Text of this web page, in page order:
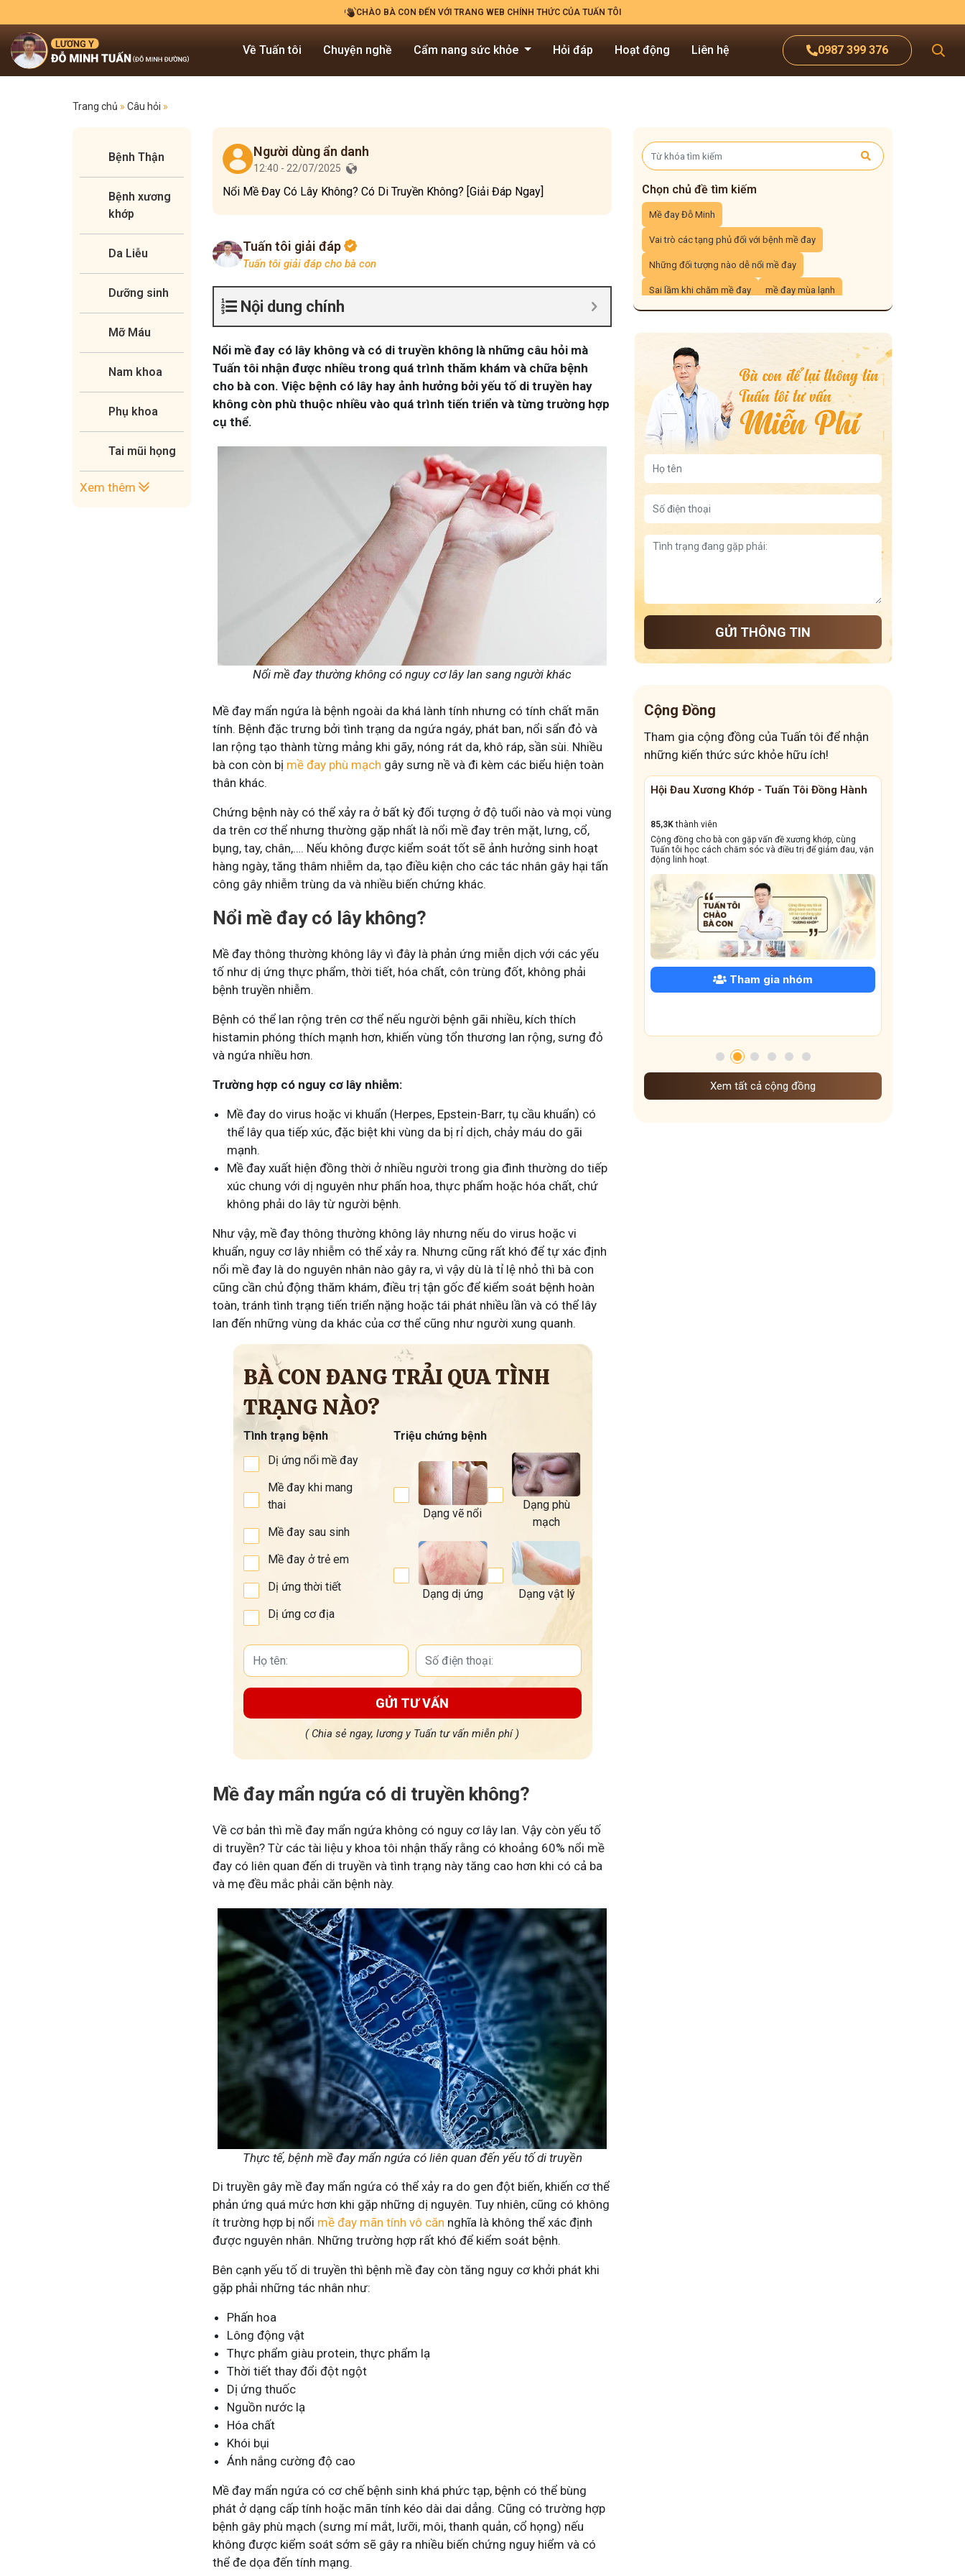
CHÀO BÀ CON ĐẾN VỚI TRANG WEB CHÍNH THỨC CỦA TUẤN TÔI
0987 399 376
Về Tuấn tôi Chuyện nghề Cẩm nang sức khỏe Hỏi đáp Hoạt động Liên hệ
Trang chủ » Câu hỏi »
Bệnh Thận
Bệnh xương
khớp
Da Liễu
Dưỡng sinh
Mỡ Máu
Nam khoa
Phụ khoa
Tai mũi họng
Xem thêm
Người dùng ẩn danh
12:40 - 22/07/2025
Nổi Mề Đay Có Lây Không? Có Di Truyền Không? [Giải Đáp Ngay]
Tuấn tôi giải đáp
Tuấn tôi giải đáp cho bà con
Nội dung chính
Nổi mề đay có lây không và có di truyền không là những câu hỏi mà
Tuấn tôi nhận được nhiều trong quá trình thăm khám và chữa bệnh
cho bà con. Việc bệnh có lây hay ảnh hưởng bởi yếu tố di truyền hay
không còn phù thuộc nhiều vào quá trình tiến triển và từng trường hợp
cụ thể.
Nổi mề đay thường không có nguy cơ lây lan sang người khác
Mề đay mẩn ngứa là bệnh ngoài da khá lành tính nhưng có tính chất mãn
tính. Bệnh đặc trưng bởi tình trạng da ngứa ngáy, phát ban, nổi sẩn đỏ và
lan rộng tạo thành từng mảng khi gãy, nóng rát da, khô ráp, sần sùi. Nhiều
bà con còn bị mề đay phù mạch gây sưng nề và đi kèm các biểu hiện toàn
thân khác.
Chứng bệnh này có thể xảy ra ở bất kỳ đối tượng ở độ tuổi nào và mọi vùng
da trên cơ thể nhưng thường gặp nhất là nổi mề đay trên mặt, lưng, cổ,
bụng, tay, chân,…. Nếu không được kiểm soát tốt sẽ ảnh hưởng sinh hoạt
hàng ngày, tăng thâm nhiễm da, tạo điều kiện cho các tác nhân gây hại tấn
công gây nhiễm trùng da và nhiều biến chứng khác.
Nổi mề đay có lây không?
Mề đay thông thường không lây vì đây là phản ứng miễn dịch với các yếu
tố như dị ứng thực phẩm, thời tiết, hóa chất, côn trùng đốt, không phải
bệnh truyền nhiễm.
Bệnh có thể lan rộng trên cơ thể nếu người bệnh gãi nhiều, kích thích
histamin phóng thích mạnh hơn, khiến vùng tổn thương lan rộng, sưng đỏ
và ngứa nhiều hơn.
Trường hợp có nguy cơ lây nhiễm:
Mề đay do virus hoặc vi khuẩn (Herpes, Epstein-Barr, tụ cầu khuẩn) có
thể lây qua tiếp xúc, đặc biệt khi vùng da bị rỉ dịch, chảy máu do gãi
mạnh.
Mề đay xuất hiện đồng thời ở nhiều người trong gia đình thường do tiếp
xúc chung với dị nguyên như phấn hoa, thực phẩm hoặc hóa chất, chứ
không phải do lây từ người bệnh.
Như vậy, mề đay thông thường không lây nhưng nếu do virus hoặc vi
khuẩn, nguy cơ lây nhiễm có thể xảy ra. Nhưng cũng rất khó để tự xác định
nổi mề đay là do nguyên nhân nào gây ra, vì vậy dù là tỉ lệ nhỏ thì bà con
cũng cần chủ động thăm khám, điều trị tận gốc để kiểm soát bệnh hoàn
toàn, tránh tình trạng tiến triển nặng hoặc tái phát nhiều lần và có thể lây
lan đến những vùng da khác của cơ thể cũng như người xung quanh.
BÀ CON ĐANG TRẢI QUA TÌNH
TRẠNG NÀO?
Tình trạng bệnh
Dị ứng nổi mề đay
Mề đay khi mang
thai
Mề đay sau sinh
Mề đay ở trẻ em
Dị ứng thời tiết
Dị ứng cơ địa
Triệu chứng bệnh
Dạng vẽ nổi
Dạng phù
mạch
Dạng dị ứng Dạng vật lý
GỬI TƯ VẤN
( Chia sẻ ngay, lương y Tuấn tư vấn miễn phí )
Mề đay mẩn ngứa có di truyền không?
Về cơ bản thì mề đay mẩn ngứa không có nguy cơ lây lan. Vậy còn yếu tố
di truyền? Từ các tài liệu y khoa tôi nhận thấy rằng có khoảng 60% nổi mề
đay có liên quan đến di truyền và tình trạng này tăng cao hơn khi có cả ba
và mẹ đều mắc phải căn bệnh này.
Thực tế, bệnh mề đay mẩn ngứa có liên quan đến yếu tố di truyền
Di truyền gây mề đay mẩn ngứa có thể xảy ra do gen đột biến, khiến cơ thể
phản ứng quá mức hơn khi gặp những dị nguyên. Tuy nhiên, cũng có không
ít trường hợp bị nổi mề đay mãn tính vô căn nghĩa là không thể xác định
được nguyên nhân. Những trường hợp rất khó để kiểm soát bệnh.
Bên cạnh yếu tố di truyền thì bệnh mề đay còn tăng nguy cơ khởi phát khi
gặp phải những tác nhân như:
Phấn hoa
Lông động vật
Thực phẩm giàu protein, thực phẩm lạ
Thời tiết thay đổi đột ngột
Dị ứng thuốc
Nguồn nước lạ
Hóa chất
Khói bụi
Ánh nắng cường độ cao
Mề đay mẩn ngứa có cơ chế bệnh sinh khá phức tạp, bệnh có thể bùng
phát ở dạng cấp tính hoặc mãn tính kéo dài dai dẳng. Cũng có trường hợp
bệnh gây phù mạch (sưng mí mắt, lưỡi, môi, thanh quản, cổ họng) nếu
không được kiểm soát sớm sẽ gây ra nhiều biến chứng nguy hiểm và có
thể đe dọa đến tính mạng.
Chọn chủ đề tìm kiếm
Mề đay Đỗ Minh
Vai trò các tạng phủ đối với bệnh mề đay
Những đối tượng nào dễ nổi mề đay
Sai lầm khi chăm mề đay mề đay mùa lạnh
nổi mề đay khi trời lạnh nổi mề đay vào ban đêm
trẻ bị nổi mề đay về đêm
sau sinh bị ngứa nổi mề đay
nổi mẩn ngứa khắp người bà bầu bị nổi mẩn ngứa
nổi mẩn ngứa sau khi tắm
bị ong đốt nổi mề đay
mề đay do giun sán nổi mề đay do hiv
nóng trong người nổi mề đay
nổi mề đay sưng môi
uống thuốc giải độc gan bị ngứa
GỬI THÔNG TIN
Cộng Đồng
Tham gia cộng đồng của Tuấn tôi để nhận
những kiến thức sức khỏe hữu ích!
Mề Đay Đỗ Minh - Đánh Bay Mẩn Ngứa
thành viên
Mề đay, mẩn ngứa gây khó chịu và ảnh hưởng sinh hoạt.
Đây là nơi tôi chia sẻ cách giảm ngứa, làm dịu da và
ngừa tái phát
Tham gia nhóm
95,5k
thành viên
Góc nhỏ tôi chia sẻ với bà con về chuyện thuốc Nam, về
tất tần tật kiến thức sức khỏe và cách chăm sóc bản
thân theo YHCT.
Tham gia nhóm
Hội Đau Xương Khớp - Tuấn Tôi Đồng Hành
85,3Kthành viên
Cộng đồng cho bà con gặp vấn đề xương khớp, cùng
Tuấn tôi học cách chăm sóc và điều trị để giảm đau, vận
động linh hoạt.
Tham gia nhóm
Xem tất cả cộng đồng